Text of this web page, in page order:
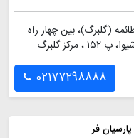
(گلبرگ)، بین چهار راه
گلبرگ
02177298888
فر